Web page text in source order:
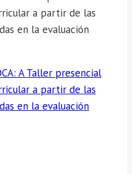
a partir de las
en la evaluación
A Taller presencial
a partir de las
en la evaluación